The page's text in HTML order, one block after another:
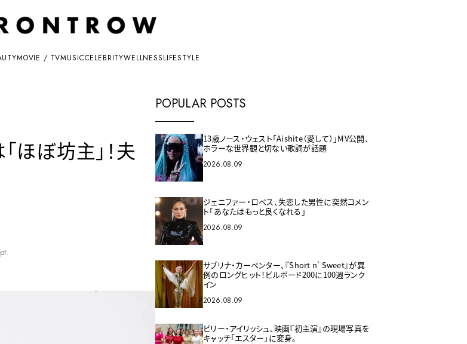
MOVIE / TVMUSICCELEBRITYWELLNESSLIFESTYLE
ほぼ坊主」！夫
POPULAR POSTS
13歳ノース・ウェスト「Aishite（愛して）」MV公開、
ホラーな世界観と切ない歌詞が話題
2026.08.09
ジェニファー・ロペス、失恋した男性に突然コメン
ト「あなたはもっと良くなれる」
2026.08.09
サブリナ・カーペンター、『Short n’ Sweet』が異
例のロングヒット！ビルボード200に100週ランク
イン
2026.08.09
ビリー・アイリッシュ、映画『初主演』の現場写真を
キャッチ「エスター」に変身。